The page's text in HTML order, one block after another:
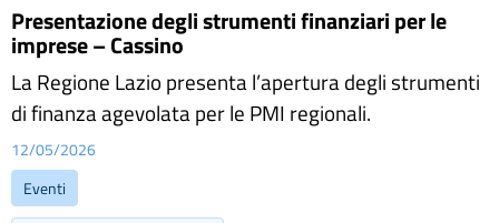
Presentazione degli strumenti finanziari per le
imprese – Cassino
La Regione Lazio presenta l’apertura degli strumenti
di finanza agevolata per le PMI regionali.
12/05/2026
Eventi